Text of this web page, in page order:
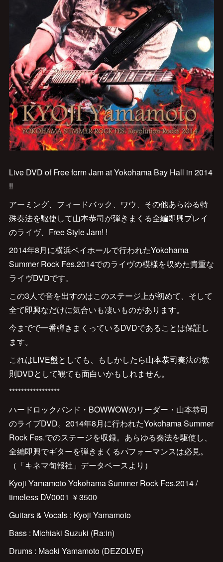
Live DVD of Free form Jam at Yokohama Bay Hall in 2014
!!
アーミング、フィードバック、ワウ、その他あらゆる特
殊奏法を駆使して山本恭司が弾きまくる全編即興プレイ
のライヴ、Free Style Jam! !
2014年8月に横浜ベイホールで行われたYokohama
Summer Rock Fes.2014でのライヴの模様を収めた貴重な
ライヴDVDです。
この3人で音を出すのはこのステージ上が初めて、そして
全て即興なだけに気合いも凄いものがあります。
今までで一番弾きまくっているDVDであることは保証し
ます。
これはLIVE盤としても、もしかしたら山本恭司奏法の教
則DVDとして観ても面白いかもしれません。
*****************
ハードロックバンド・BOWWOWのリーダー・山本恭司
のライブDVD。2014年8月に行われたYokohama Summer
Rock Fes.でのステージを収録。あらゆる奏法を駆使し、
全編即興でギターを弾きまくるパフォーマンスは必見。
（「キネマ旬報社」データベースより）
Kyoji Yamamoto Yokohama Summer Rock Fes.2014 /
timeless DV0001 ￥3500
Guitars & Vocals : Kyoji Yamamoto
Bass : Michiaki Suzuki (Ra:in)
Drums : Maoki Yamamoto (DEZOLVE)